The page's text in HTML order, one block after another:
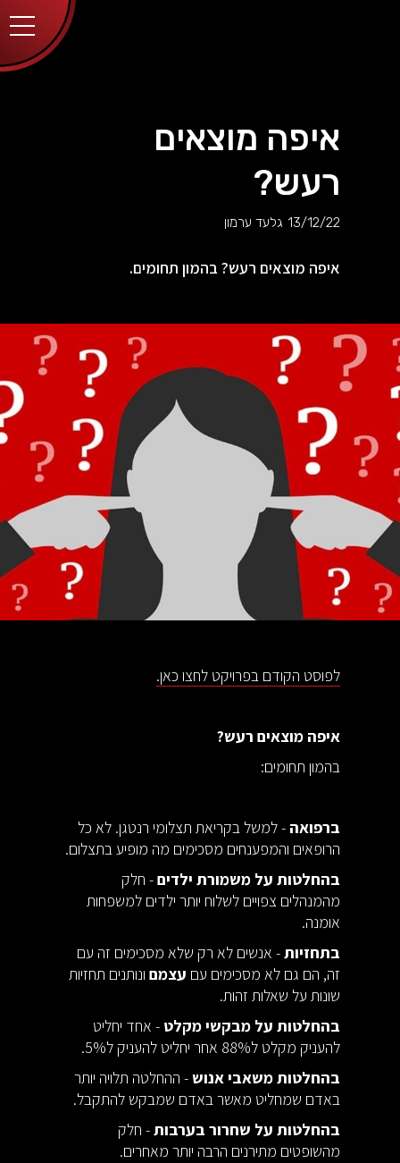
איפה מוצאים
רעש?
13/12/22 גלעד ערמון
איפה מוצאים רעש? בהמון תחומים.
לפוסט הקודם בפרויקט לחצו כאן.
איפה מוצאים רעש?
בהמון תחומים:
ברפואה- למשל בקריאת תצלומי רנטגן. לא כל
הרופאים והמפענחים מסכימים מה מופיע בתצלום.
בהחלטות על משמורת ילדים- חלק
מהמנהלים צפויים לשלוח יותר ילדים למשפחות
אומנה.
בתחזיות- אנשים לא רק שלא מסכימים זה עם
זה, הם גם לא מסכימים עם עצמם ונותנים תחזיות
שונות על שאלות זהות.
בהחלטות על מבקשי מקלט - אחד יחליט
להעניק מקלט ל88% אחר יחליט להעניק ל5%.
בהחלטות משאבי אנוש- ההחלטה תלויה יותר
באדם שמחליט מאשר באדם שמבקש להתקבל.
בהחלטות על שחרור בערבות- חלק
מהשופטים מתירנים הרבה יותר מאחרים.